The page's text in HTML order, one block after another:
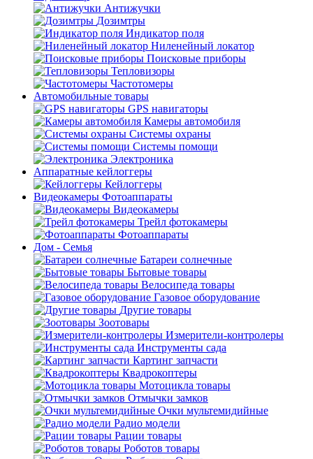
Антижучки
Дозимтры
Индикатор поля
Ниленейный локатор
Поисковые приборы
Тепловизоры
Частотомеры
Автомобильные товары
GPS навигаторы
Камеры автомобиля
Системы охраны
Системы помощи
Электроника
Аппаратные кейлоггеры
Кейлоггеры
Видеокамеры Фотоаппараты
Видеокамеры
Трейл фотокамеры
Фотоаппараты
Дом - Семья
Батареи солнечные
Бытовые товары
Велосипеда товары
Газовое оборудование
Другие товары
Зоотовары
Измерители-контролеры
Инструменты сада
Картинг запчасти
Квадрокоптеры
Мотоцикла товары
Отмычки замков
Очки мультемидийные
Радио модели
Рации товары
Роботов товары